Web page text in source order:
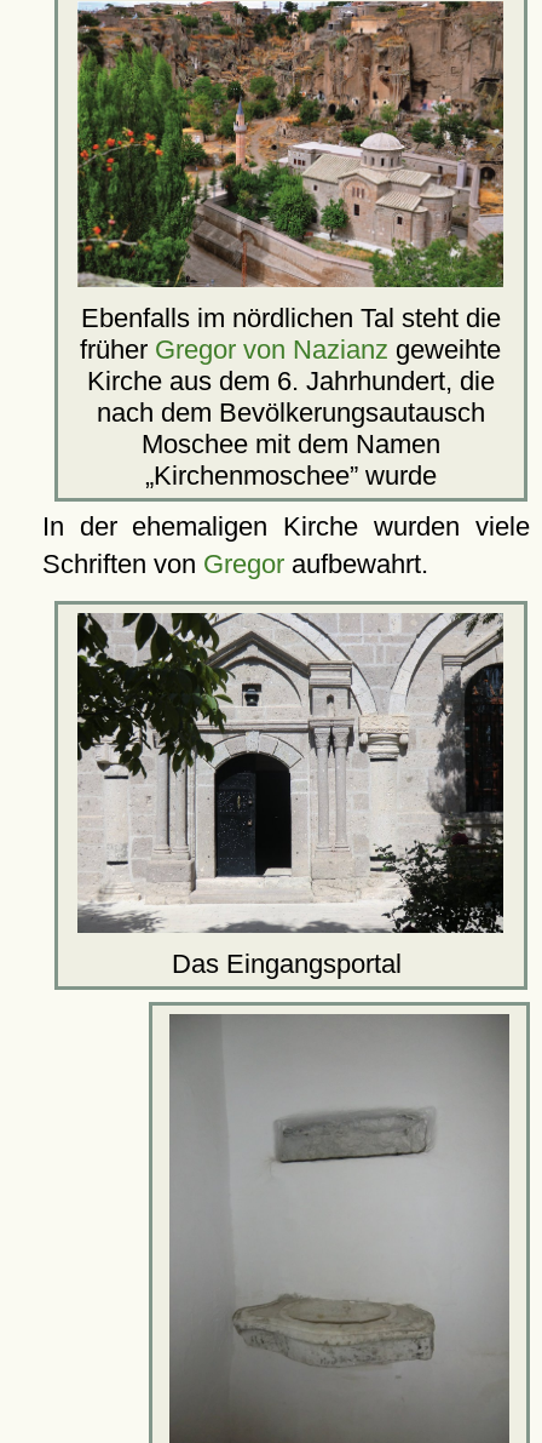
Ebenfalls im nördlichen Tal steht die
früher Gregor von Nazianz geweihte
Kirche aus dem 6. Jahrhundert, die
nach dem Bevölkerungsautausch
Moschee mit dem Namen
Kirchenmoschee wurde
In der ehemaligen Kirche wurden viele
Schriften von Gregoraufbewahrt.
Das Eingangsportal